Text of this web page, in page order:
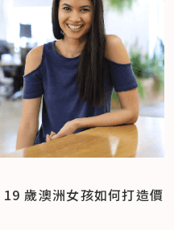
19 歲澳洲女孩如何打造價